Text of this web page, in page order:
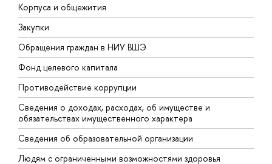
Корпуса и общежития
Закупки
Обращения граждан в НИУ ВШЭ
Фонд целевого капитала
Противодействие коррупции
Сведения о доходах, расходах, об имуществе и
обязательствах имущественного характера
Сведения об образовательной организации
Людям с ограниченными возможностями здоровья